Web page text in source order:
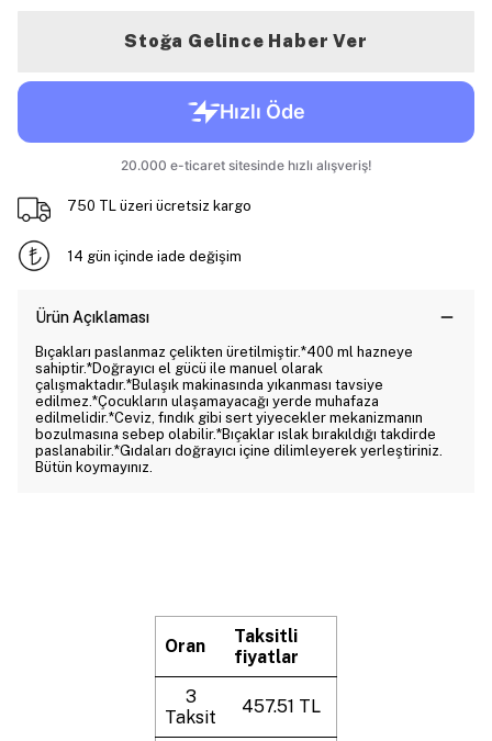
Stoğa Gelince Haber Ver
750 TL üzeri ücretsiz kargo
14 gün içinde iade değişim
Ürün Açıklaması
Bıçakları paslanmaz çelikten üretilmiştir.*400 ml hazneye
sahiptir.*Doğrayıcı el gücü ile manuel olarak
çalışmaktadır.*Bulaşık makinasında yıkanması tavsiye
edilmez.*Çocukların ulaşamayacağı yerde muhafaza
edilmelidir.*Ceviz, fındık gibi sert yiyecekler mekanizmanın
bozulmasına sebep olabilir.*Bıçaklar ıslak bırakıldığı takdirde
paslanabilir.*Gıdaları doğrayıcı içine dilimleyerek yerleştiriniz.
Bütün koymayınız.
Oran
Taksitli
fiyatlar
3
Taksit
457.51 TL